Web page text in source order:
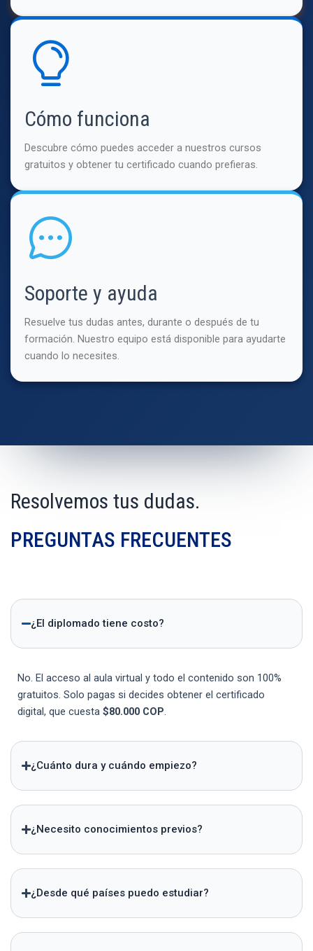
Cómo funciona
Descubre cómo puedes acceder a nuestros cursos
gratuitos y obtener tu certificado cuando prefieras.
Soporte y ayuda
Resuelve tus dudas antes, durante o después de tu
formación. Nuestro equipo está disponible para ayudarte
cuando lo necesites.
Resolvemos tus dudas.
PREGUNTAS FRECUENTES
¿El diplomado tiene costo?
No. El acceso al aula virtual y todo el contenido son 100%
gratuitos. Solo pagas si decides obtener el certificado
digital, que cuesta $80.000 COP
¿Cuánto dura y cuándo empiezo?
¿Necesito conocimientos previos?
¿Desde qué países puedo estudiar?